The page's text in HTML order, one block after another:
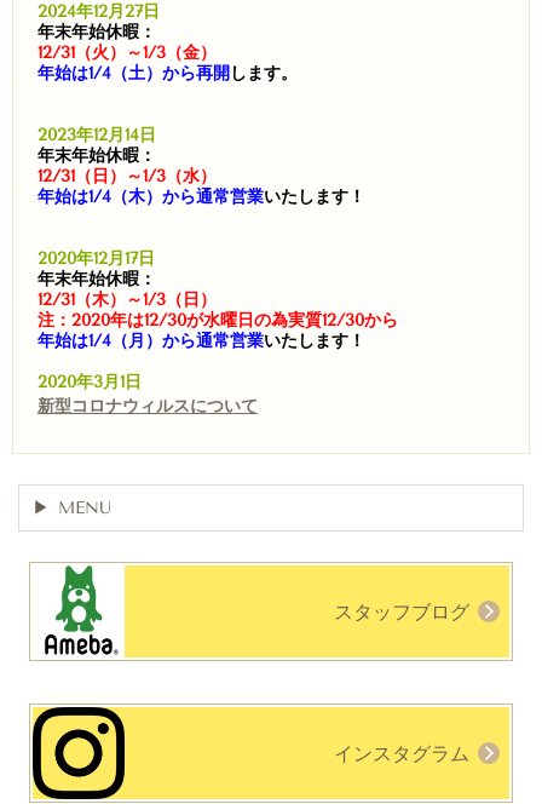
2024年12月27日
年末年始休暇：
12/31（火）～1/3（金）
年始は1/4（土）から再開 します。
2023年12月14日
年末年始休暇：
12/31（日）～1/3（水）
年始は1/4（木）から通常営業いたします！
2020年12月17日
年末年始休暇：
12/31（木）～1/3（日）
注：2020年は12/30が水曜日の為実質12/30から
年始は1/4（月）から通常営業いたします！
2020年3月1日
新型コロナウィルスについて
MENU
スタッフブログ
インスタグラム